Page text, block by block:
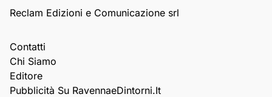
Reclam Edizioni e Comunicazione srl
Contatti
Chi Siamo
Editore
Pubblicità Su RavennaeDintorni.it